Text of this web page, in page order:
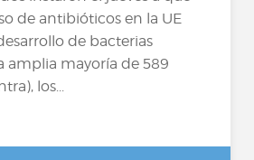
de antibióticos en la UE
de bacterias
amplia mayoría de 589
los...